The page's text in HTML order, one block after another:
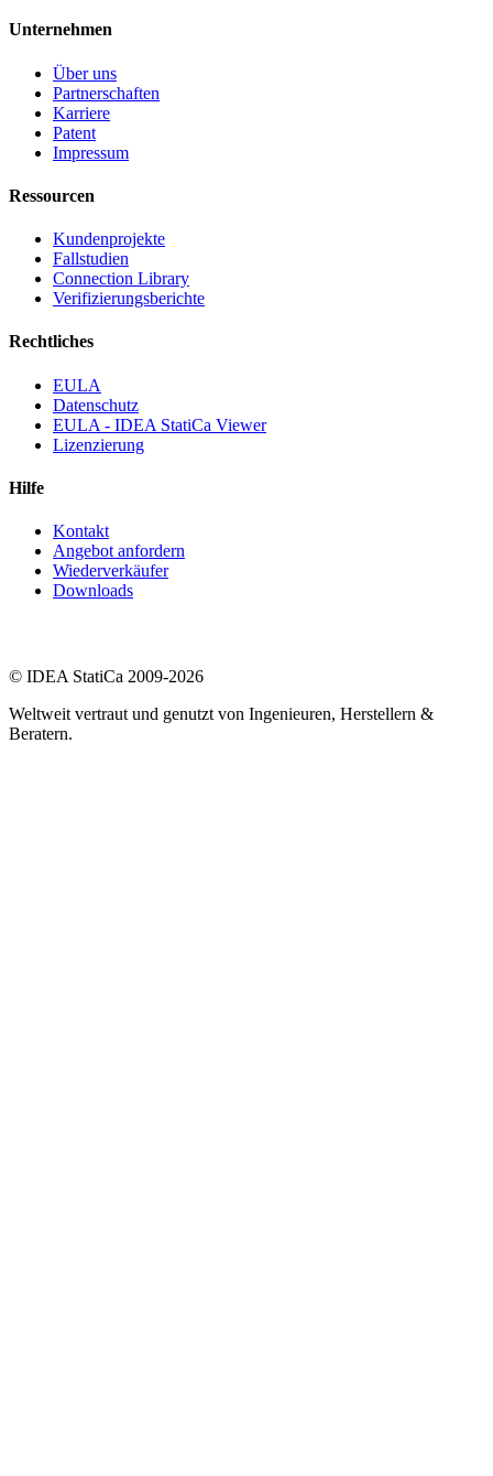
Unternehmen
Über uns
Partnerschaften
Karriere
Patent
Impressum
Ressourcen
Kundenprojekte
Fallstudien
Connection Library
Verifizierungsberichte
Rechtliches
EULA
Datenschutz
EULA - IDEA StatiCa Viewer
Lizenzierung
Hilfe
Kontakt
Angebot anfordern
Wiederverkäufer
Downloads
© IDEA StatiCa 2009-2026
Weltweit vertraut und genutzt von Ingenieuren, Herstellern &
Beratern.